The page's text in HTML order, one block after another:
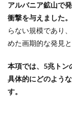
アルバニア鉱山で
衝撃を与えました。
らない規模であり
めた画期的な発見
本項では、5兆トン
具体的にどのよう
す。